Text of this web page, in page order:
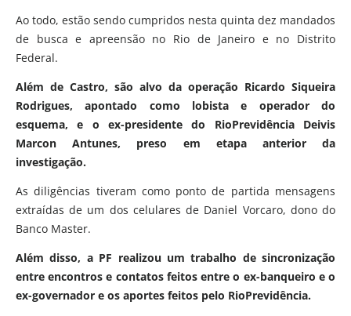
Ao todo, estão sendo cumpridos nesta quinta dez mandados
de busca e apreensão no Rio de Janeiro e no Distrito
Federal.
Além de Castro, são alvo da operação Ricardo Siqueira
Rodrigues, apontado como lobista e operador do
esquema, e o ex-presidente do RioPrevidência Deivis
Marcon Antunes, preso em etapa anterior da
investigação.
As diligências tiveram como ponto de partida mensagens
extraídas de um dos celulares de Daniel Vorcaro, dono do
Banco Master.
Além disso, a PF realizou um trabalho de sincronização
entre encontros e contatos feitos entre o ex-banqueiro e o
ex-governador e os aportes feitos pelo RioPrevidência.